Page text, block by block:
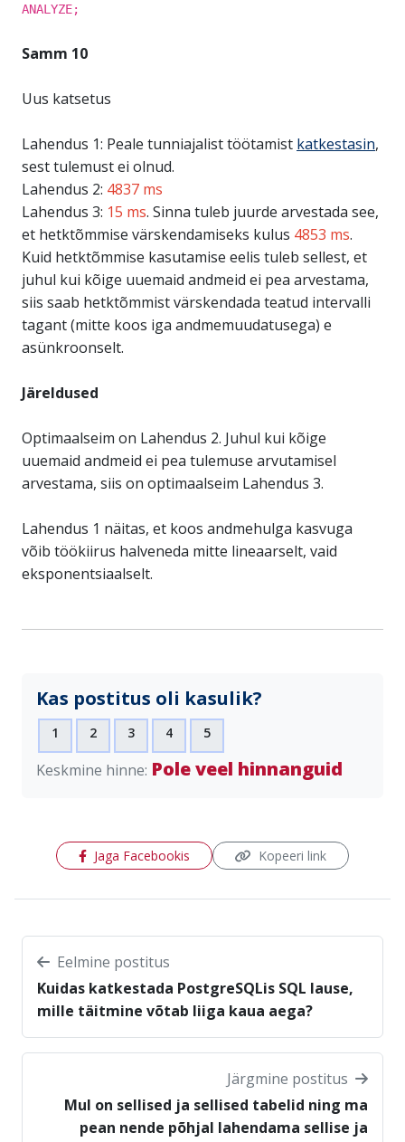
ANALYZE;
Samm 10
Uus katsetus
Lahendus 1: Peale tunniajalist töötamist katkestasin,
sest tulemust ei olnud.
Lahendus 2: 4837 ms
Lahendus 3: 15 ms. Sinna tuleb juurde arvestada see,
et hetktõmmise värskendamiseks kulus 4853 ms.
Kuid hetktõmmise kasutamise eelis tuleb sellest, et
juhul kui kõige uuemaid andmeid ei pea arvestama,
siis saab hetktõmmist värskendada teatud intervalli
tagant (mitte koos iga andmemuudatusega) e
asünkroonselt.
Järeldused
Optimaalseim on Lahendus 2. Juhul kui kõige
uuemaid andmeid ei pea tulemuse arvutamisel
arvestama, siis on optimaalseim Lahendus 3.
Lahendus 1 näitas, et koos andmehulga kasvuga
võib töökiirus halveneda mitte lineaarselt, vaid
eksponentsiaalselt.
Kas postitus oli kasulik?
1 2 3 4 5
Keskmine hinne: Pole veel hinnanguid
Jaga Facebookis (avaneb uues aknas)
Kopeeri link
Eelmine postitus
Kuidas katkestada PostgreSQLis SQL lause,
mille täitmine võtab liiga kaua aega?
Järgmine postitus
Mul on sellised ja sellised tabelid ning ma
pean nende põhjal lahendama sellise ja